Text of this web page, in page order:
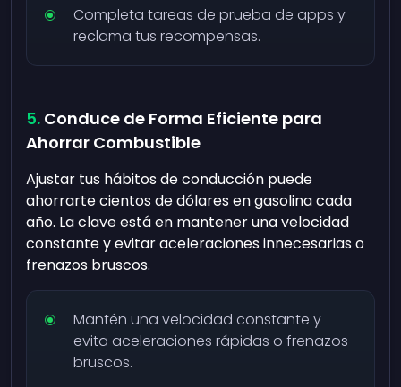
Completa tareas de prueba de apps y
reclama tus recompensas.
Conduce de Forma Eficiente para
Ahorrar Combustible
Ajustar tus hábitos de conducción puede
ahorrarte cientos de dólares en gasolina cada
año. La clave está en mantener una velocidad
constante y evitar aceleraciones innecesarias o
frenazos bruscos.
Mantén una velocidad constante y
evita aceleraciones rápidas o frenazos
bruscos.